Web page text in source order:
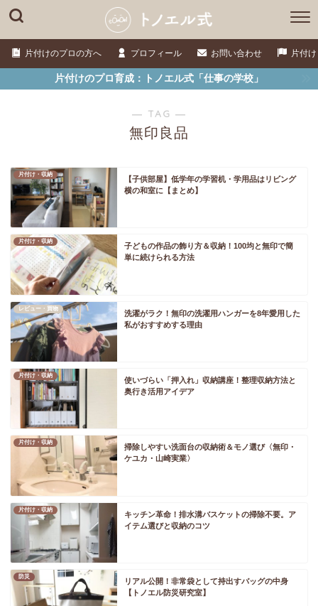
片付けのプロの方へ プロフィール お問い合わせ 片付
片付けのプロ育成：トノエル式「仕事の学校」
― TAG ―
無印良品
片付け・収納
【子供部屋】低学年の学習机・学用品はリビング
横の和室に【まとめ】
片付け・収納
子どもの作品の飾り方＆収納！100均と無印で簡
単に続けられる方法
レビュー・買物
洗濯がラク！無印の洗濯用ハンガーを8年愛用した
私がおすすめする理由
片付け・収納
使いづらい「押入れ」収納講座！整理収納方法と
奥行き活用アイデア
片付け・収納
掃除しやすい洗面台の収納術＆モノ選び〈無印・
ケユカ・山崎実業〉
片付け・収納
キッチン革命！排水溝バスケットの掃除不要。ア
イテム選びと収納のコツ
防災
リアル公開！非常袋として持出すバッグの中身
【トノエル防災研究室】